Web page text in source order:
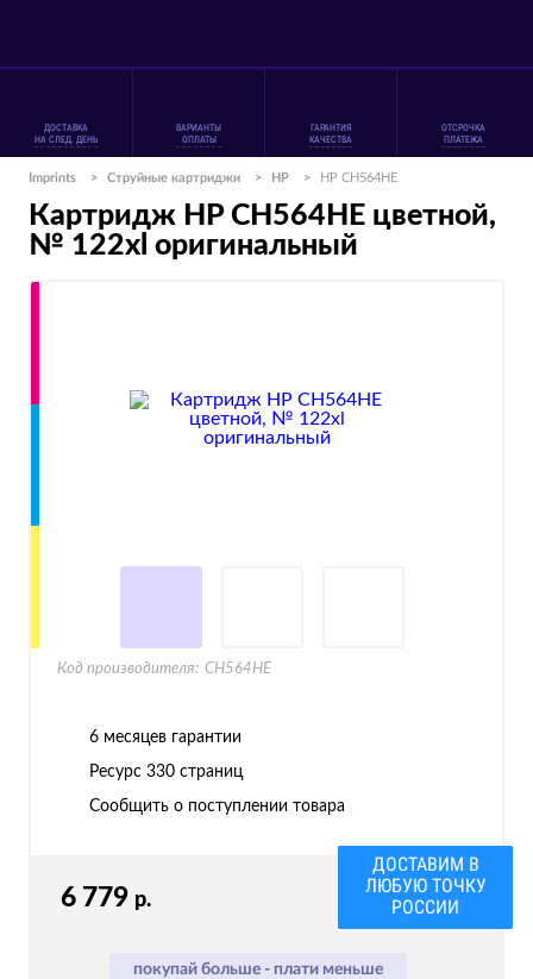
ДОСТАВКА
НА СЛЕД. ДЕНЬ
ВАРИАНТЫ
ОПЛАТЫ
ГАРАНТИЯ
КАЧЕСТВА
ОТСРОЧКА
ПЛАТЕЖА
Imprints > Струйные картриджи > HP > HP CH564HE
Картридж HP CH564HE цветной,
№ 122xl оригинальный
ДОСТАВИМ В
ЛЮБУЮ ТОЧКУ
РОССИИ
6 779 р.
покупай больше - плати меньше
Код производителя: CH564HE
6 месяцев гарантии
Ресурс 330 страниц
Сообщить о поступлении товара